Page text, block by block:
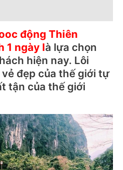
động Thiên
1 ngày là lựa chọn
hiện nay. Lôi
đẹp của thế giới tự
tận của thế giới